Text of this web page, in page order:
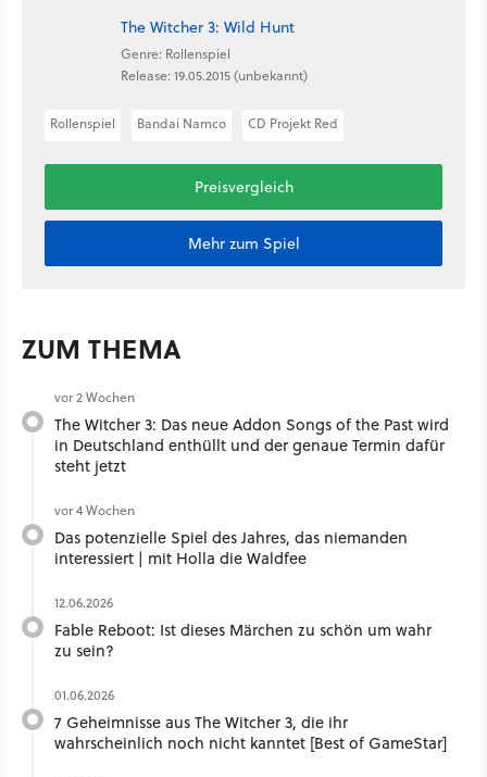
The Witcher 3: Wild Hunt
Genre: Rollenspiel
Release: 19.05.2015 (unbekannt)
Rollenspiel Bandai Namco CD Projekt Red
Preisvergleich
Mehr zum Spiel
ZUM THEMA
vor 2 Wochen
The Witcher 3: Das neue Addon Songs of the Past wird
in Deutschland enthüllt und der genaue Termin dafür
steht jetzt
vor 4 Wochen
Das potenzielle Spiel des Jahres, das niemanden
interessiert | mit Holla die Waldfee ​
12.06.2026
Fable Reboot: Ist dieses Märchen zu schön um wahr
zu sein?
01.06.2026
7 Geheimnisse aus The Witcher 3, die ihr
wahrscheinlich noch nicht kanntet [Best of GameStar]